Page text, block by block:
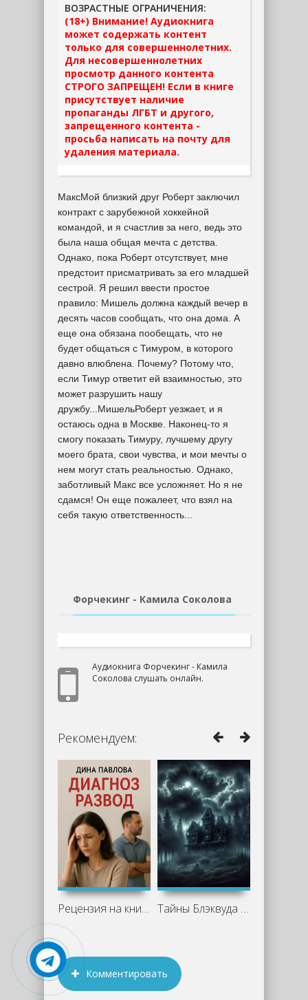
ВОЗРАСТНЫЕ ОГРАНИЧЕНИЯ:
(18+) Внимание! Аудиокнига
может содержать контент
только для совершеннолетних.
Для несовершеннолетних
просмотр данного контента
СТРОГО ЗАПРЕЩЕН! Если в книге
присутствует наличие
пропаганды ЛГБТ и другого,
запрещенного контента -
просьба написать на почту для
удаления материала.
МаксМой близкий друг Роберт заключил
контракт с зарубежной хоккейной
командой, и я счастлив за него, ведь это
была наша общая мечта с детства.
Однако, пока Роберт отсутствует, мне
предстоит присматривать за его младшей
сестрой. Я решил ввести простое
правило: Мишель должна каждый вечер в
десять часов сообщать, что она дома. А
еще она обязана пообещать, что не
будет общаться с Тимуром, в которого
давно влюблена. Почему? Потому что,
если Тимур ответит ей взаимностью, это
может разрушить нашу
дружбу...МишельРоберт уезжает, и я
остаюсь одна в Москве. Наконец-то я
смогу показать Тимуру, лучшему другу
моего брата, свои чувства, и мои мечты о
нем могут стать реальностью. Однако,
заботливый Макс все усложняет. Но я не
сдамся! Он еще пожалеет, что взял на
себя такую ответственность...
Форчекинг - Камила Соколова
Аудиокнига Форчекинг - Камила
Соколова слушать онлайн.
Рекомендуем:
Рецензия на книгу "Диагноз развод" - Тайны Блэквуда 8 (Сборник)
Комментировать